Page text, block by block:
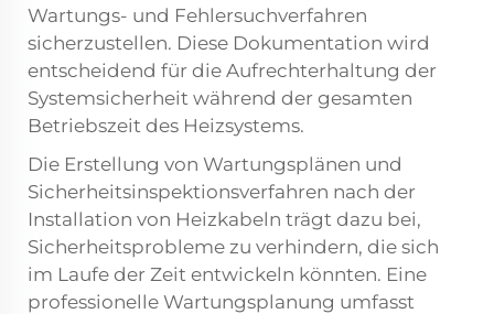
Wartungs- und Fehlersuchverfahren
sicherzustellen. Diese Dokumentation wird
entscheidend für die Aufrechterhaltung der
Systemsicherheit während der gesamten
Betriebszeit des Heizsystems.
Die Erstellung von Wartungsplänen und
Sicherheitsinspektionsverfahren nach der
Installation von Heizkabeln trägt dazu bei,
Sicherheitsprobleme zu verhindern, die sich
im Laufe der Zeit entwickeln könnten. Eine
professionelle Wartungsplanung umfasst